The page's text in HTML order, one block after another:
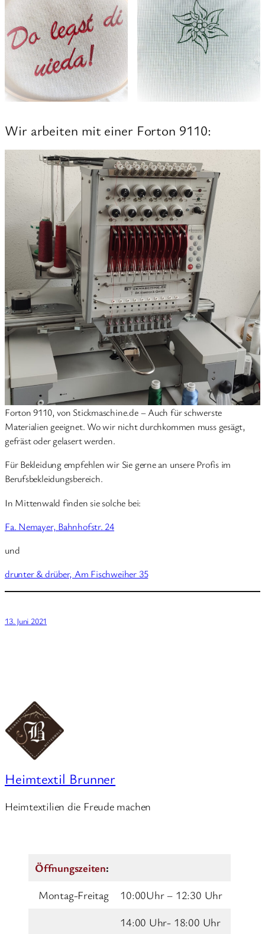
Wir arbeiten mit einer Forton 9110:
Forton 9110, von Stickmaschine.de – Auch für schwerste
Materialien geeignet. Wo wir nicht durchkommen muss gesägt,
gefräst oder gelasert werden.
Für Bekleidung empfehlen wir Sie gerne an unsere Profis im
Berufsbekleidungsbereich.
In Mittenwald finden sie solche bei:
Fa. Nemayer, Bahnhofstr. 24
und
drunter & drüber, Am Fischweiher 35
13. Juni 2021
Heimtextil Brunner
Heimtextilien die Freude machen
Öffnungszeiten:
Montag-Freitag
10:00Uhr – 12:30 Uhr
14:00 Uhr- 18:00 Uhr